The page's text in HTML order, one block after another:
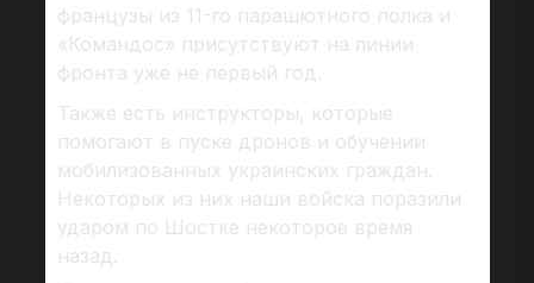
французы из 11-го парашютного полка и
«Командос» присутствуют на линии
фронта уже не первый год.
Также есть инструкторы, которые
помогают в пуске дронов и обучении
мобилизованных украинских граждан.
Некоторых из них наши войска поразили
ударом по Шостке некоторое время
назад.